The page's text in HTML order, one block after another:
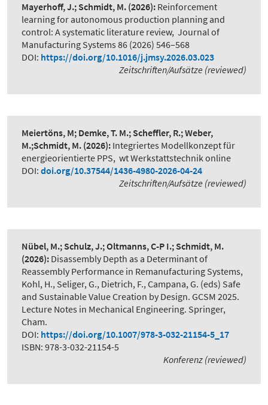
Mayerhoff, J.; Schmidt, M. (2026): Reinforcement
learning for autonomous production planning and
control: A systematic literature review, Journal of
Manufacturing Systems 86 (2026) 546–568
DOI: https://doi.org/10.1016/j.jmsy.2026.03.023
Zeitschriften/Aufsätze (reviewed)
Meiertöns, M; Demke, T. M.; Scheffler, R.; Weber,
M.;Schmidt, M. (2026): Integriertes Modellkonzept für
energieorientierte PPS, wt Werkstattstechnik online
DOI: doi.org/10.37544/1436-4980-2026-04-24
Zeitschriften/Aufsätze (reviewed)
Nübel, M.; Schulz, J.; Oltmanns, C-P I.; Schmidt, M.
(2026): Disassembly Depth as a Determinant of
Reassembly Performance in Remanufacturing Systems,
Kohl, H., Seliger, G., Dietrich, F., Campana, G. (eds) Safe
and Sustainable Value Creation by Design. GCSM 2025.
Lecture Notes in Mechanical Engineering. Springer,
Cham.
DOI: https://doi.org/10.1007/978-3-032-21154-5_17
ISBN: 978-3-032-21154-5
Konferenz (reviewed)